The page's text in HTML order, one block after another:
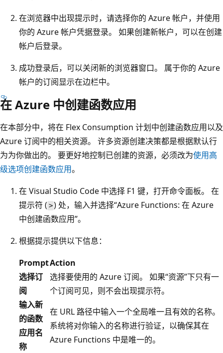
在浏览器中出现提示时，请选择你的 Azure 帐户，并使用
你的 Azure 帐户凭据登录。 如果创建新帐户，可以在创建
帐户后登录。
成功登录后，可以关闭新的浏览器窗口。 属于你的 Azure
帐户的订阅显示在边栏中。
在 Azure 中创建函数应用
在本部分中，将在 Flex Consumption 计划中创建函数应用以及
Azure 订阅中的相关资源。 许多资源创建决策都是根据默认行
为为你做出的。 要更好地控制已创建的资源，必须改为使用高
级选项创建函数应用。
在 Visual Studio Code 中选择 F1 键，打开命令面板。 在
提示符 ( >) 处，输入并选择“Azure Functions: 在 Azure
中创建函数应用”。
根据提示提供以下信息：
PromptAction
选择订
阅
选择要使用的 Azure 订阅。 如果“资源”下只有一
个订阅可见，则不会出现提示符。
输入新
的函数
应用名
称
在 URL 路径中输入一个全局唯一且有效的名称。
系统将对你输入的名称进行验证，以确保其在
Azure Functions 中是唯一的。